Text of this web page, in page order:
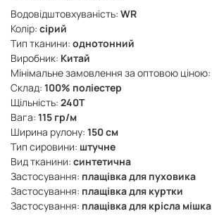
Водовідштовхуваність: WR
Колір: сірий
Тип тканини: однотонний
Виробник: Китай
Мінімальне замовлення за оптовою ціною:
Склад: 100% поліестер
Щільність: 240Т
Вага: 115 гр/м
Ширина рулону: 150 см
Тип сировини: штучне
Вид тканини: синтетична
Застосування: плащівка для пуховика
Застосування: плащівка для куртки
Застосування: плащівка для крісла мішка